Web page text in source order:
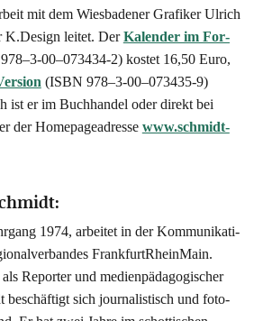
mit dem Wies­ba­de­ner Gra­fi­ker Ulrich
K.Design lei­tet. DerKalen­der im For­
kos­tet 16,50 Euro,
(ISBN 978–3‑00–073435‑9)
ist er im Buch­han­del oder direkt bei
der Home­page­adres­se www.schmidt-
1974, arbei­tet in der Kom­mu­ni­ka­ti­
Frank­furt­Rhein­Main.
Repor­ter und medi­en­päd­ago­gi­scher
beschäf­tigt sich jour­na­lis­tisch und foto­